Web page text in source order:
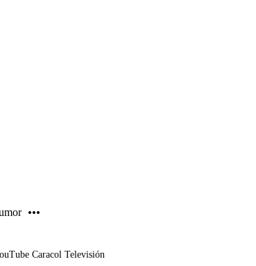
Caracol Televisión